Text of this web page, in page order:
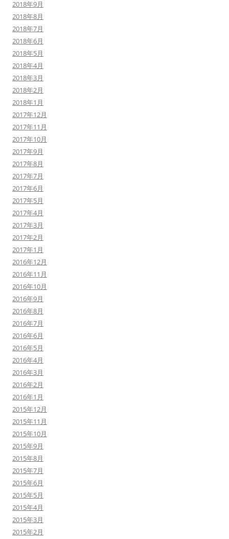
2018年9月
2018年8月
2018年7月
2018年6月
2018年5月
2018年4月
2018年3月
2018年2月
2018年1月
2017年12月
2017年11月
2017年10月
2017年9月
2017年8月
2017年7月
2017年6月
2017年5月
2017年4月
2017年3月
2017年2月
2017年1月
2016年12月
2016年11月
2016年10月
2016年9月
2016年8月
2016年7月
2016年6月
2016年5月
2016年4月
2016年3月
2016年2月
2016年1月
2015年12月
2015年11月
2015年10月
2015年9月
2015年8月
2015年7月
2015年6月
2015年5月
2015年4月
2015年3月
2015年2月